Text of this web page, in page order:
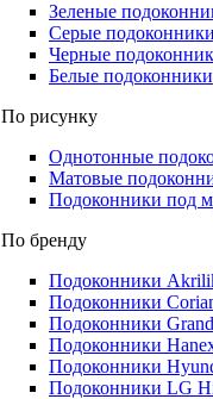
Зеленые
Серые подоконники
Черные
Белые подоконники
По рисунку
Однотонные
Матовые
Подоконники под
По бренду
Подоконники
Подоконники
Подоконники
Подоконники
Подоконники
Подоконники LG